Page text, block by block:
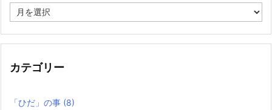
去
記
カテゴリー
「ひだ」の事 (8)